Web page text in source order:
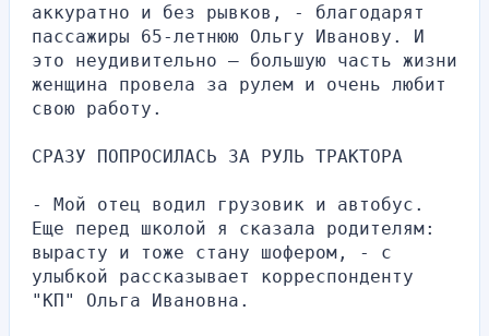
аккуратно и без рывков, - благодарят
пассажиры 65-летнюю Ольгу Иванову. И
это неудивительно — большую часть жизни
женщина провела за рулем и очень любит
свою работу.
СРАЗУ ПОПРОСИЛАСЬ ЗА РУЛЬ ТРАКТОРА
- Мой отец водил грузовик и автобус.
Еще перед школой я сказала родителям:
вырасту и тоже стану шофером, - с
улыбкой рассказывает корреспонденту
"КП" Ольга Ивановна.